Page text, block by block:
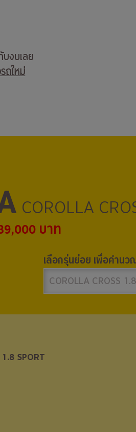
บงบเลย
ถใหม่
COROLLA
บาท
เลือกรุ่นย่อย เพื่อคำนว
SPORT
SPORT